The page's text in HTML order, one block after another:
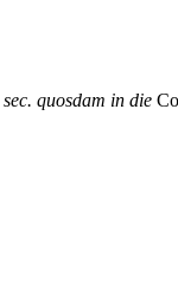
sec. quosdam in die